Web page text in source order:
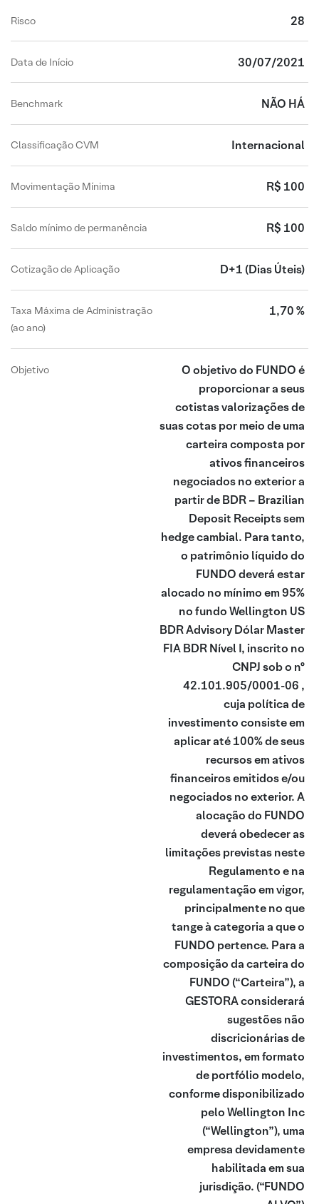
Risco 28
Data de Início 30/07/2021
Benchmark NÃO HÁ
Classificação CVM Internacional
Movimentação Mínima R$ 100
Saldo mínimo de permanência R$ 100
Cotização de Aplicação D+1 (Dias Úteis)
Taxa Máxima de Administração
(ao ano)
1,70 %
Objetivo
O objetivo do FUNDO é
proporcionar a seus
cotistas valorizações de
suas cotas por meio de uma
carteira composta por
ativos financeiros
negociados no exterior a
partir de BDR – Brazilian
Deposit Receipts sem
hedge cambial. Para tanto,
o patrimônio líquido do
FUNDO deverá estar
alocado no mínimo em 95%
no fundo Wellington US
BDR Advisory Dólar Master
FIA BDR Nível I, inscrito no
CNPJ sob o nº
42.101.905/0001-06 ,
cuja política de
investimento consiste em
aplicar até 100% de seus
recursos em ativos
financeiros emitidos e/ou
negociados no exterior. A
alocação do FUNDO
deverá obedecer as
limitações previstas neste
Regulamento e na
regulamentação em vigor,
principalmente no que
tange à categoria a que o
FUNDO pertence. Para a
composição da carteira do
FUNDO (“Carteira”), a
GESTORA considerará
sugestões não
discricionárias de
investimentos, em formato
de portfólio modelo,
conforme disponibilizado
pelo Wellington Inc
(“Wellington”), uma
empresa devidamente
habilitada em sua
jurisdição. (“FUNDO